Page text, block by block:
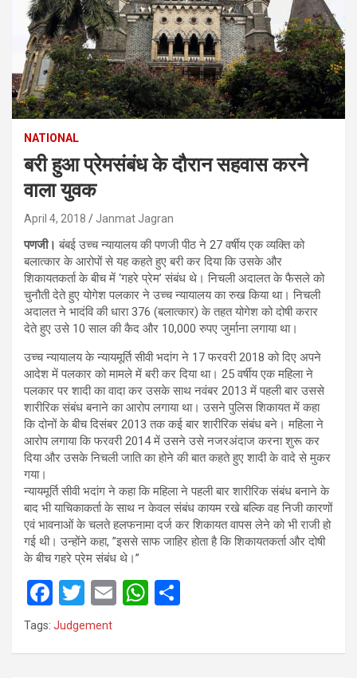
NATIONAL
बरी हुआ प्रेमसंबंध के दौरान सहवास करने
वाला युवक
April 4, 2018 Janmat Jagran
पणजी। बंबई उच्च न्यायालय की पणजी पीठ ने 27 वर्षीय एक व्यक्ति को
बलात्कार के आरोपों से यह कहते हुए बरी कर दिया कि उसके और
शिकायतकर्ता के बीच में ‘गहरे प्रेम’ संबंध थे। निचली अदालत के फैसले को
चुनौती देते हुए योगेश पलकार ने उच्च न्यायालय का रुख किया था। निचली
अदालत ने भादंवि की धारा 376 (बलात्कार) के तहत योगेश को दोषी करार
देते हुए उसे 10 साल की कैद और 10,000 रुपए जुर्माना लगाया था।
उच्च न्यायालय के न्यायमूर्ति सीवी भदांग ने 17 फरवरी 2018 को दिए अपने
आदेश में पलकार को मामले में बरी कर दिया था। 25 वर्षीय एक महिला ने
पलकार पर शादी का वादा कर उसके साथ नवंबर 2013 में पहली बार उससे
शारीरिक संबंध बनाने का आरोप लगाया था। उसने पुलिस शिकायत में कहा
कि दोनों के बीच दिसंबर 2013 तक कई बार शारीरिक संबंध बने। महिला ने
आरोप लगाया कि फरवरी 2014 में उसने उसे नजरअंदाज करना शुरू कर
दिया और उसके निचली जाति का होने की बात कहते हुए शादी के वादे से मुकर
गया।
न्यायमूर्ति सीवी भदांग ने कहा कि महिला ने पहली बार शारीरिक संबंध बनाने के
बाद भी याचिकाकर्ता के साथ न केवल संबंध कायम रखे बल्कि वह निजी कारणों
एवं भावनाओं के चलते हलफनामा दर्ज कर शिकायत वापस लेने को भी राजी हो
गई थी। उन्होंने कहा, ”इससे साफ जाहिर होता है कि शिकायतकर्ता और दोषी
के बीच गहरे प्रेम संबंध थे।’’
F
a
T
wi
E
W
Tags: Judgement